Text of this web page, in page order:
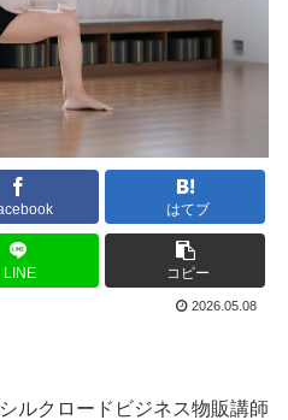
はてブ
LINE コピー
2026.05.08
ルクロードビジネス物販講師